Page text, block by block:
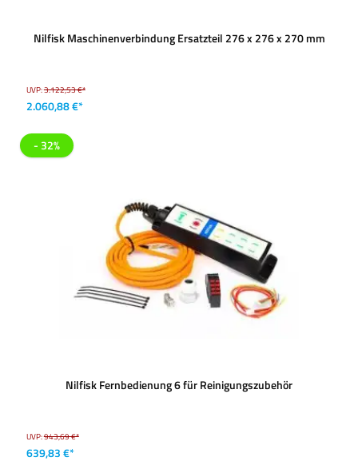
Nilfisk Maschinenverbindung Ersatzteil 276 x 276 x 270 mm
UVP:3.122,53 €*
2.060,88 €*
- 32%
Nilfisk Fernbedienung 6 für Reinigungszubehör
UVP:943,69 €*
639,83 €*